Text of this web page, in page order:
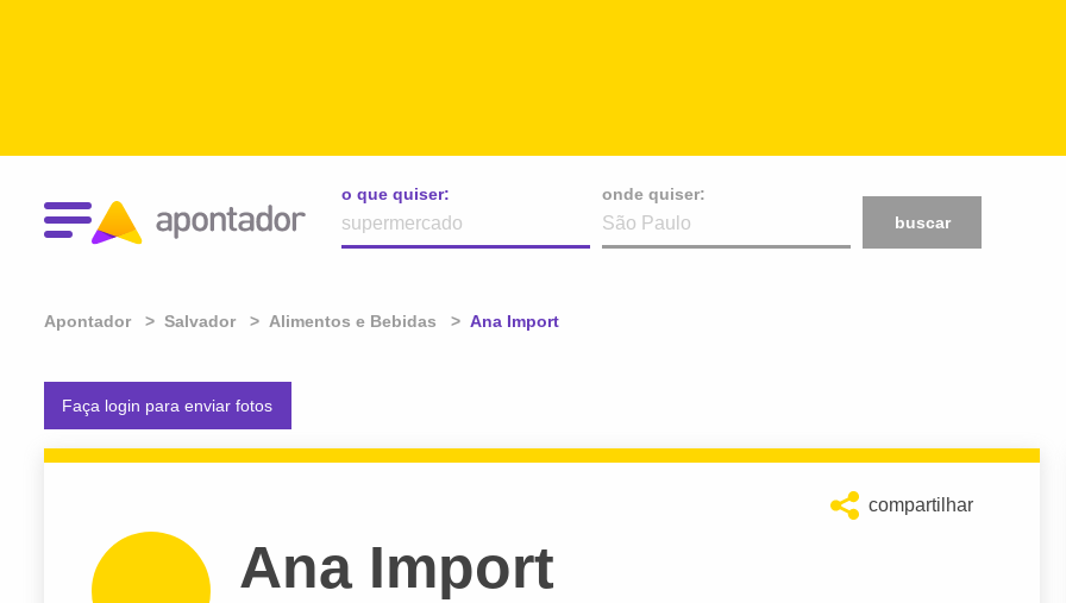
o que quiser:
onde quiser:
buscar
Apontador Salvador Alimentos e Bebidas Atual:
Ana Import
Faça login para enviar fotos
compartilhar
Ana Import